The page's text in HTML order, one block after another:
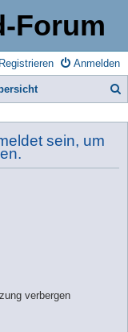
Forum
Anmelden
Registrieren
sein, um
verbergen